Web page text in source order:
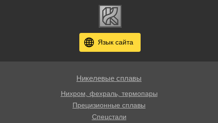
Язык сайта
Никелевые сплавы
Нихром, фехраль, термопары
Прецизионные сплавы
Спецстали